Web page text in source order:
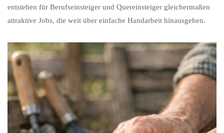
entstehen für Berufseinsteiger und Quereinsteiger gleichermaßen
attraktive Jobs, die weit über einfache Handarbeit hinausgehen.